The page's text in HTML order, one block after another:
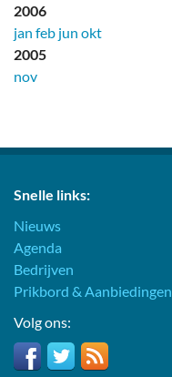
2006
jan feb jun okt
2005
nov
Snelle links:
Nieuws
Agenda
Bedrijven
Prikbord & Aanbiedingen
Volg ons: